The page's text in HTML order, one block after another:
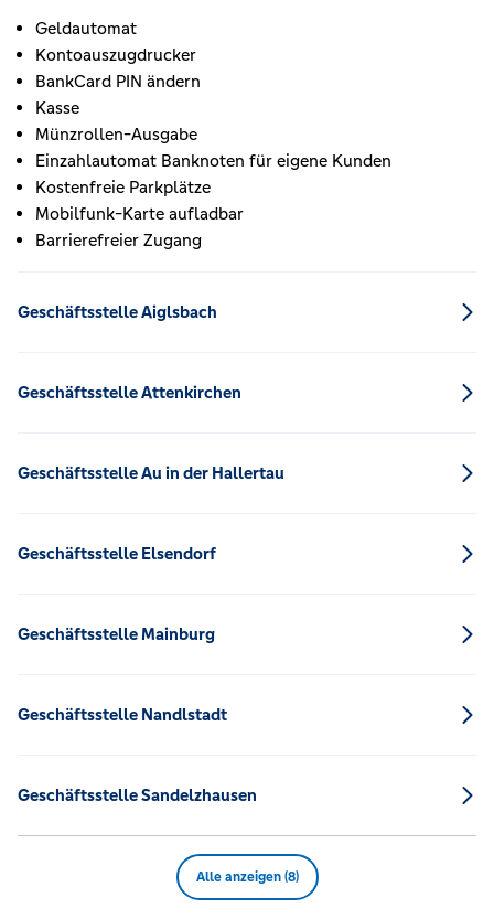
Geldautomat
Kontoauszugdrucker
BankCard PIN ändern
Kasse
Münzrollen-Ausgabe
Einzahlautomat Banknoten für eigene Kunden
Kostenfreie Parkplätze
Mobilfunk-Karte aufladbar
Barrierefreier Zugang
Geschäftsstelle Aiglsbach
Geschäftsstelle Attenkirchen
Geschäftsstelle Au in der Hallertau
Geschäftsstelle Elsendorf
Geschäftsstelle Mainburg
Geschäftsstelle Nandlstadt
Geschäftsstelle Sandelzhausen
Alle anzeigen (8)